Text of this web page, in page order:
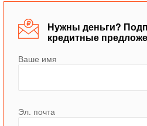
Нужны деньги?
кредитные
Ваше имя
Эл. почта